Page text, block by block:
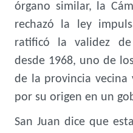
órgano similar, la
rechazó la ley
ratificó la validez
desde 1968, uno de
de la provincia vecina
por su origen en un
San Juan dice que